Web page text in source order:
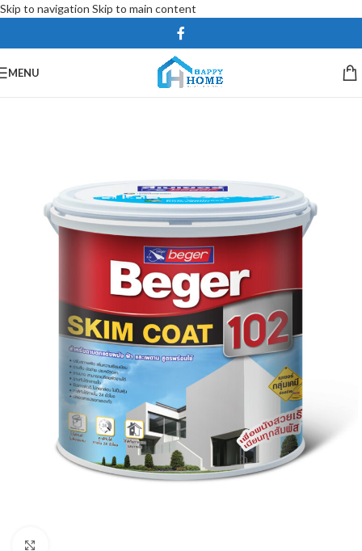
Skip to navigation Skip to main content
MENU